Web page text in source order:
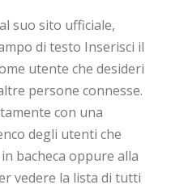
suo sito ufficiale,
di testo Inserisci il
utente che desideri
persone connesse.
con una
degli utenti che
bacheca oppure alla
vedere la lista di tutti